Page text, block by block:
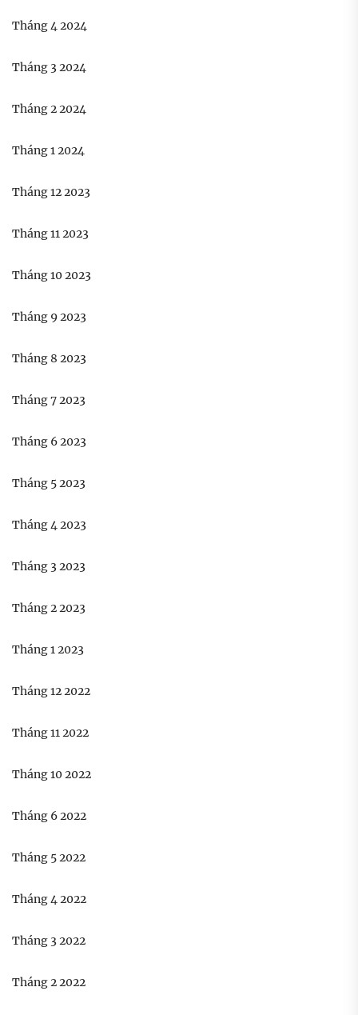
Tháng 4 2024
Tháng 3 2024
Tháng 2 2024
Tháng 1 2024
Tháng 12 2023
Tháng 11 2023
Tháng 10 2023
Tháng 9 2023
Tháng 8 2023
Tháng 7 2023
Tháng 6 2023
Tháng 5 2023
Tháng 4 2023
Tháng 3 2023
Tháng 2 2023
Tháng 1 2023
Tháng 12 2022
Tháng 11 2022
Tháng 10 2022
Tháng 6 2022
Tháng 5 2022
Tháng 4 2022
Tháng 3 2022
Tháng 2 2022